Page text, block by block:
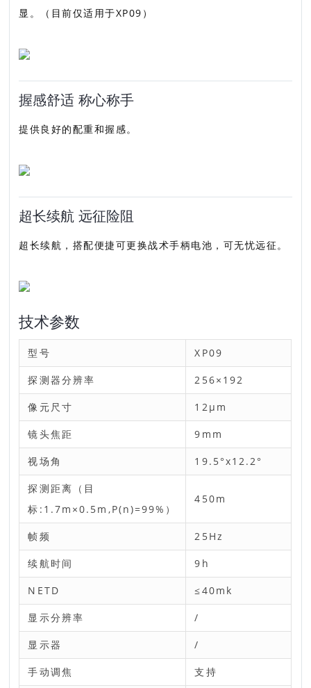
显。（目前仅适用于XP09）
握感舒适 称心称手
提供良好的配重和握感。
超长续航 远征险阻
超长续航，搭配便捷可更换战术手柄电池，可无忧远征。
技术参数
型号 XP09
探测器分辨率 256×192
像元尺寸 12μm
镜头焦距 9mm
视场角 19.5°x12.2°
探测距离（目
标:1.7m×0.5m,P(n)=99%）
450m
帧频 25Hz
续航时间 9h
NETD ≤40mk
显示分辨率 /
显示器 /
手动调焦 支持